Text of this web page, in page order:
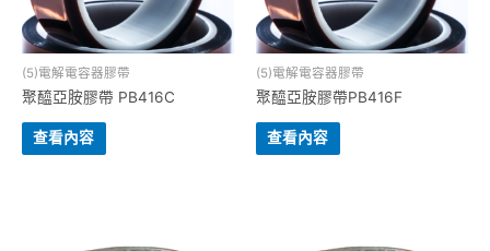
(5)電解電容器膠帶
聚醯亞胺膠帶 PB416C
查看內容
(5)電解電容器膠帶
聚醯亞胺膠帶PB416F
查看內容